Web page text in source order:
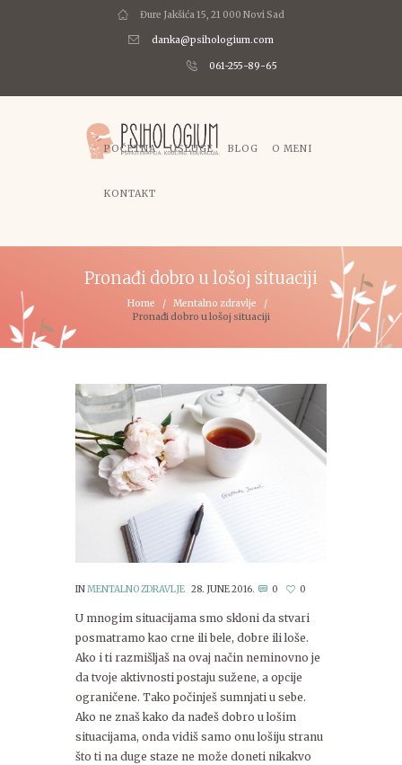
Đure Jakšića 15, 21 000 Novi Sad
danka@psihologium.com
061-255-89-65
POČETNA USLUGE BLOG O MENI
KONTAKT
Pronađi dobro u lošoj situaciji
Home
Mentalno zdravlje
Pronađi dobro u lošoj situaciji
INMENTALNO ZDRAVLJE 28. JUNE 2016. 0 0
U mnogim situacijama smo skloni da stvari
posmatramo kao crne ili bele, dobre ili loše.
Ako i ti razmišljaš na ovaj način neminovno je
da tvoje aktivnosti postaju sužene, a opcije
ograničene. Tako počinješ sumnjati u sebe.
Ako ne znaš kako da nađeš dobro u lošim
situacijama, onda vidiš samo onu lošiju stranu
što ti na duge staze ne može doneti nikakvo